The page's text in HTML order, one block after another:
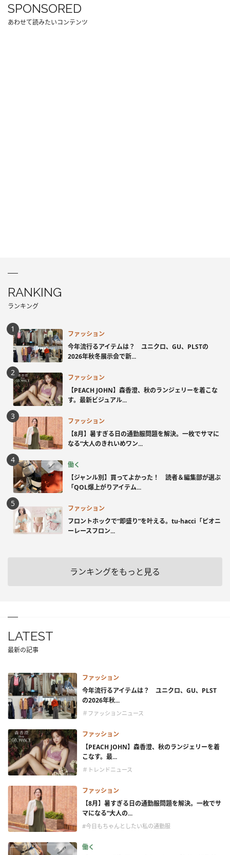
SPONSORED
あわせて読みたいコンテンツ
RANKING
ランキング
ファッション
今年流行るアイテムは？ ユニクロ、GU、PLSTの
2026年秋冬展示会で新...
ファッション
【PEACH JOHN】森香澄、秋のランジェリーを着こな
す。最新ビジュアル...
ファッション
【8月】暑すぎる日の通勤服問題を解決。一枚でサマに
なる“大人のきれいめワン...
働く
【ジャンル別】買ってよかった！ 読者＆編集部が選ぶ
「QOL爆上がりアイテム...
ファッション
フロントホックで“即盛り”を叶える。tu-hacci「ピオニ
ーレースフロン...
ランキングをもっと見る
LATEST
最新の記事
ファッション
今年流行るアイテムは？ ユニクロ、GU、PLST
の2026年秋...
＃ファッションニュース
ファッション
【PEACH JOHN】森香澄、秋のランジェリーを着
こなす。最...
＃トレンドニュース
ファッション
【8月】暑すぎる日の通勤服問題を解決。一枚でサ
マになる“大人の...
#今日もちゃんとしたい私の通勤服
働く